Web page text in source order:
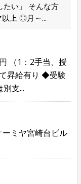
たい」 そんな方
上 ◎月～...
（1：2手当、授
昇給有り ◆受験
支...
ミヤ宮崎台ビル